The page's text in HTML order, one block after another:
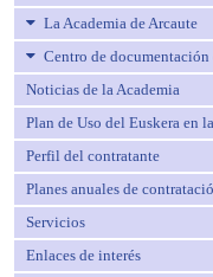
La Academia de Arcaute
Centro de documentación
Noticias de la Academia
Plan de Uso del Euskera en
Perfil del contratante
Planes anuales de
Servicios
Enlaces de interés